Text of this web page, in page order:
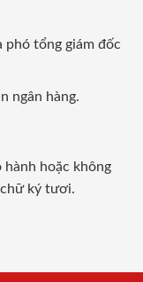
phó tổng giám đốc
ngân hàng.
hành hoặc không
chữ ký tươi.